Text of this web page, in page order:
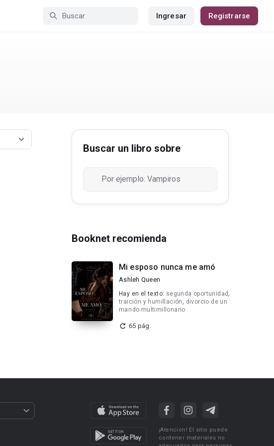
Ingresar Registrarse
Buscar un libro sobre
Booknet recomienda
Mi esposo nunca me amó
Ashleh Queen
Hay en el texto: segunda oportunidad,
traición y humillación, divorcio de un
marido multimillonario
65 pág.
¡Atención! El sitio puede
contener materiales no